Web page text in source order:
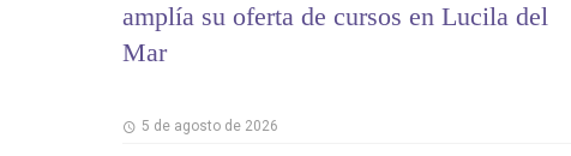
amplía su oferta de cursos en Lucila del
Mar
5 de agosto de 2026